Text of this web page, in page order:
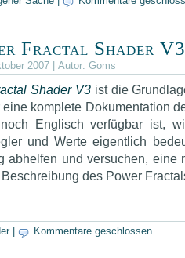
Fractal Shader V3
2007 | Autor: Goms
Shader V3ist die
komplete Dokumentation
Englisch verfügbar ist,
und Werte eigentlich
abhelfen und versuchen, eine
des Power
Kommentare geschlossen